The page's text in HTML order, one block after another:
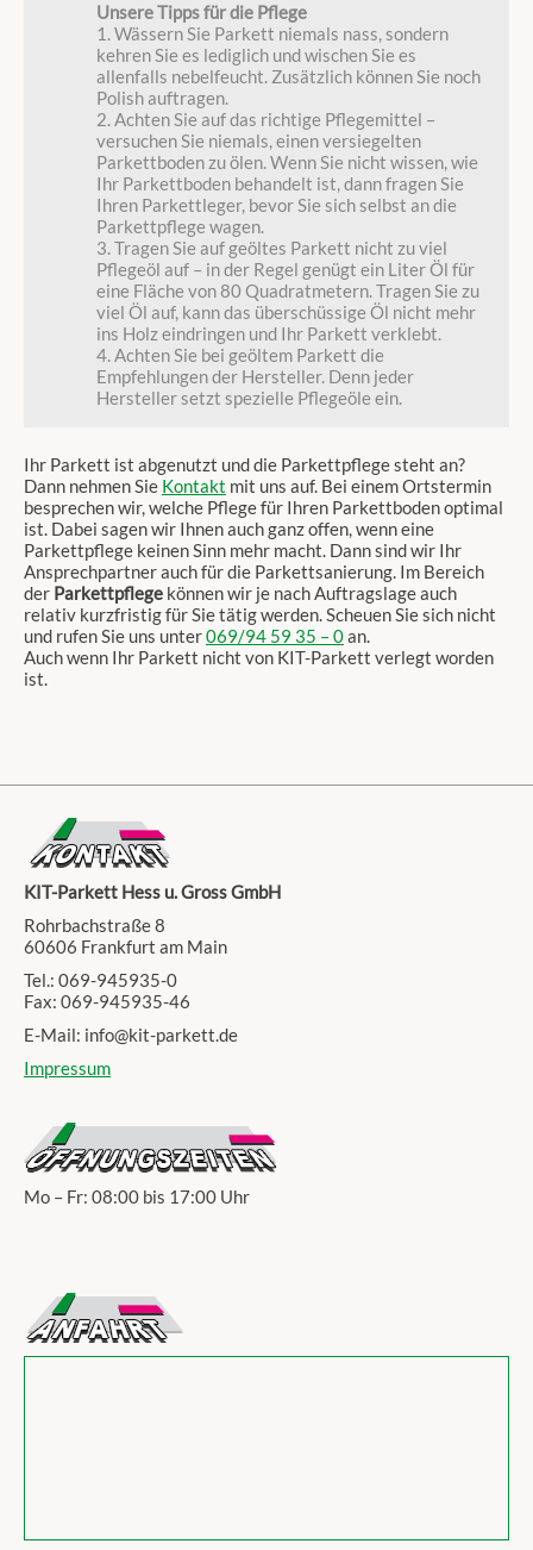
Unsere Tipps für die Pflege
1. Wässern Sie Parkett niemals nass, sondern
kehren Sie es lediglich und wischen Sie es
allenfalls nebelfeucht. Zusätzlich können Sie noch
Polish auftragen.
2. Achten Sie auf das richtige Pflegemittel –
versuchen Sie niemals, einen versiegelten
Parkettboden zu ölen. Wenn Sie nicht wissen, wie
Ihr Parkettboden behandelt ist, dann fragen Sie
Ihren Parkettleger, bevor Sie sich selbst an die
Parkettpflege wagen.
3. Tragen Sie auf geöltes Parkett nicht zu viel
Pflegeöl auf – in der Regel genügt ein Liter Öl für
eine Fläche von 80 Quadratmetern. Tragen Sie zu
viel Öl auf, kann das überschüssige Öl nicht mehr
ins Holz eindringen und Ihr Parkett verklebt.
4. Achten Sie bei geöltem Parkett die
Empfehlungen der Hersteller. Denn jeder
Hersteller setzt spezielle Pflegeöle ein.
Ihr Parkett ist abgenutzt und die Parkettpflege steht an?
Dann nehmen Sie Kontakt mit uns auf. Bei einem Ortstermin
besprechen wir, welche Pflege für Ihren Parkettboden optimal
ist. Dabei sagen wir Ihnen auch ganz offen, wenn eine
Parkettpflege keinen Sinn mehr macht. Dann sind wir Ihr
Ansprechpartner auch für die Parkettsanierung. Im Bereich
der Parkettpflege können wir je nach Auftragslage auch
relativ kurzfristig für Sie tätig werden. Scheuen Sie sich nicht
und rufen Sie uns unter069/94 59 35 – 0an.
Auch wenn Ihr Parkett nicht von KIT-Parkett verlegt worden
ist.
KIT-Parkett Hess u. Gross GmbH
Rohrbachstraße 8
60606 Frankfurt am Main
Tel.: 069-945935-0
Fax: 069-945935-46
E-Mail: info@kit-parkett.de
Impressum
Mo – Fr: 08:00 bis 17:00 Uhr